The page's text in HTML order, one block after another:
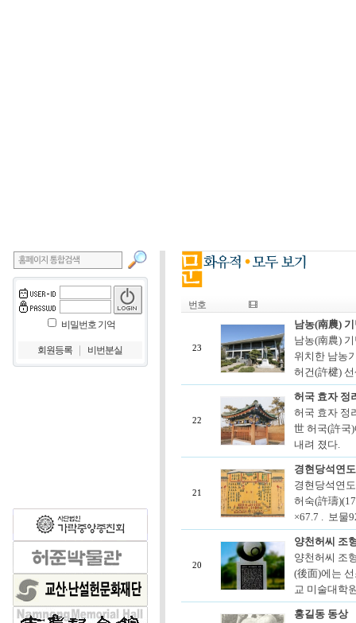
비밀번호 기억
회원등록 비번분실
번호
23
남농(南農)
남농(南農)
위치한 남농
허건(許楗)
22
허국 효자 정
허국 효자 정
世 허국(許국
내려 졌다.
21
경현당석연
경현당석연
허숙(許璹
×67.7 . 보물
20
양천허씨 조
양천허씨 조
(後面)에는
교 미술대학
홍길동 동상